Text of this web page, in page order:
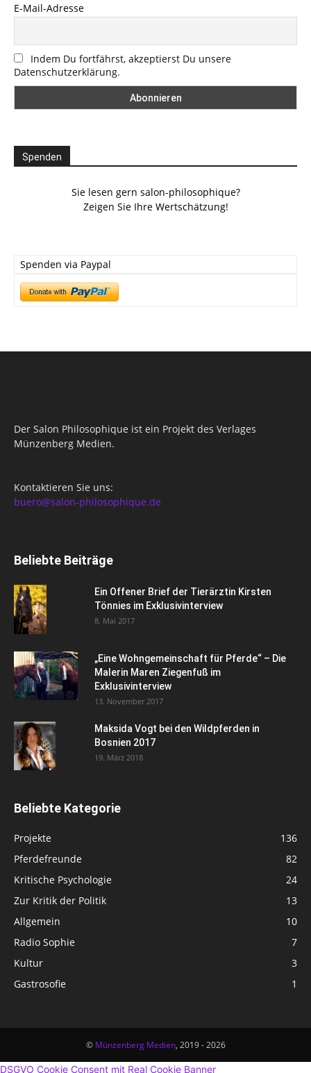
E-Mail-Adresse
Indem Du fortfährst, akzeptierst Du unsere
Datenschutzerklärung.
Spenden
Sie lesen gern salon-philosophique?
Zeigen Sie Ihre Wertschätzung!
Spenden via Paypal
Der Salon Philosophique ist ein Projekt des Verlages
Münzenberg Medien.
Kontaktieren Sie uns:
buero@salon-philosophique.de
Beliebte Beiträge
Ein Offener Brief der Tierärztin Kirsten
Tönnies im Exklusivinterview
8. Mai 2017
„Eine Wohngemeinschaft für Pferde“ – Die
Malerin Maren Ziegenfuß im
Exklusivinterview
13. November 2017
Maksida Vogt bei den Wildpferden in
Bosnien 2017
19. März 2018
Beliebte Kategorie
Projekte
136
Pferdefreunde
82
Kritische Psychologie
24
Zur Kritik der Politik
13
Allgemein
10
Radio Sophie
7
Kultur
3
Gastrosofie
1
© Münzenberg Medien, 2019 - 2026
DSGVO Cookie Consent mit Real Cookie Banner